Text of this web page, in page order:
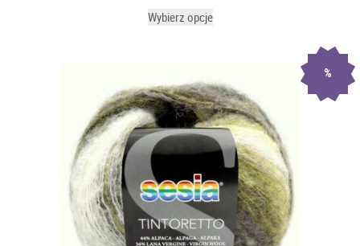
Wybierz opcje
%